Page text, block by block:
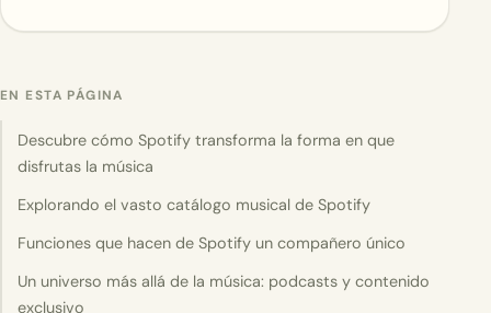
EN ESTA PÁGINA
Descubre cómo Spotify transforma la forma en que
disfrutas la música
Explorando el vasto catálogo musical de Spotify
Funciones que hacen de Spotify un compañero único
Un universo más allá de la música: podcasts y contenido
exclusivo